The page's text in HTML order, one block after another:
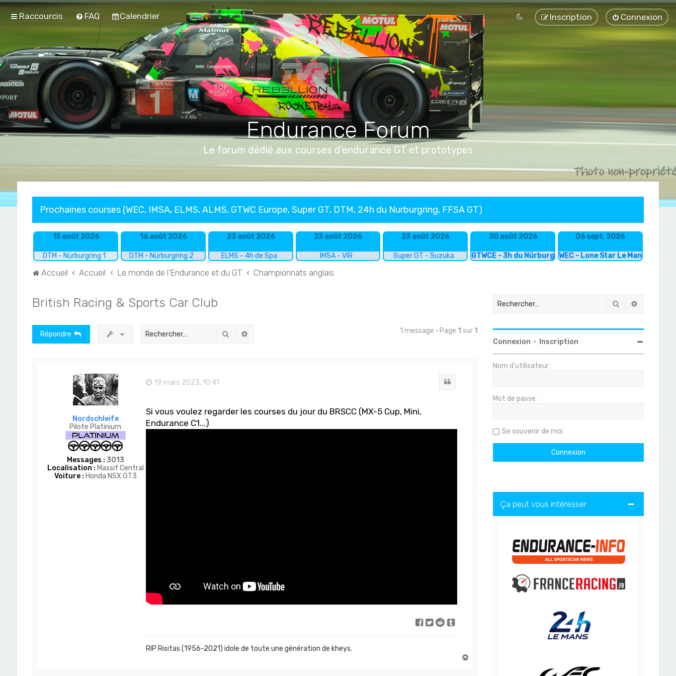
Raccourcis FAQ Calendrier Connexion
Inscription
Endurance Forum
Le forum dédié aux courses d'endurance GT et prototypes
Prochaines courses (WEC, IMSA, ELMS, ALMS, GTWC Europe, Super GT, DTM, 24h du Nurburgring, FFSA GT)
15 août 2026
DTM - Nürburgring 1
16 août 2026
DTM - Nürburgring 2
23 août 2026
ELMS - 4h de Spa
23 août 2026
IMSA - VIR
23 août 2026
Super GT - Suzuka
30 août 2026
GTWCE - 3h du Nürburgring
06 sept. 2026
WEC - Lone Star Le Mans
Accueil Accueil Le monde de l'Endurance et du GT Championnats anglais
British Racing & Sports Car Club
Répondre Rechercher 1 message • Page 1 sur 1
Nordschleife
Pilote Platinium
Messages : 3013
Localisation : Massif Central
Voiture : Honda NSX GT3
19 mars 2023, 10:41
Si vous voulez regarder les courses du jour du BRSCC (MX-5 Cup, Mini,
Endurance C1...)
RIP Risitas (1956-2021) idole de toute une génération de kheys.
Rechercher
Connexion • Inscription
Nom d’utilisateur :
Mot de passe :
Se souvenir de moi
Ça peut vous intéresser